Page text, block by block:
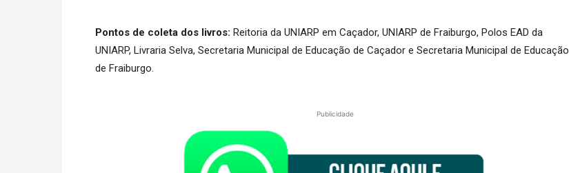
Pontos de coleta dos livros: Reitoria da UNIARP em Caçador, UNIARP de Fraiburgo, Polos EAD da
UNIARP, Livraria Selva, Secretaria Municipal de Educação de Caçador e Secretaria Municipal de Educação
de Fraiburgo.
Publicidade